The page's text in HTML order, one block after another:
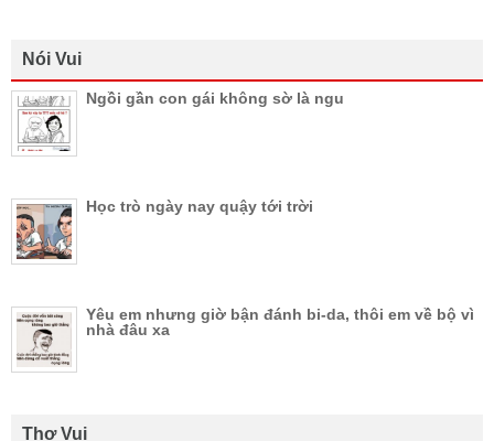
Nói Vui
Ngồi gần con gái không sờ là ngu
Học trò ngày nay quậy tới trời
Yêu em nhưng giờ bận đánh bi-da, thôi em về bộ vì
nhà đâu xa
Thơ Vui